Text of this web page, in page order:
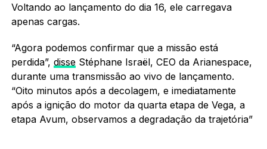
Voltando ao lançamento do dia 16, ele carregava
apenas cargas.
“Agora podemos confirmar que a missão está
perdida”, disseStéphane Israël, CEO da Arianespace,
durante uma transmissão ao vivo de lançamento.
“Oito minutos após a decolagem, e imediatamente
após a ignição do motor da quarta etapa de Vega, a
etapa Avum, observamos a degradação da trajetória”